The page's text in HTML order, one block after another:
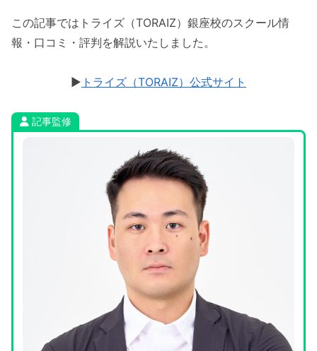
この記事ではトライズ（TORAIZ）銀座校のスクール情
報・口コミ・評判を解説いたしました。
▶︎ トライズ（TORAIZ）公式サイト
記事監修